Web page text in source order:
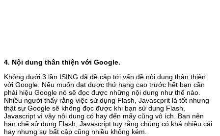
4. Nội dung thân thiện với Google.
Không dưới 3 lần ISING đã đề cập tới vấn đề nội dung thân thiện
với Google. Nếu muốn đạt được thứ hạng cao trước hết bạn cần
phải hiệu Google nó sẽ đọc được những nội dung như thế nào.
Nhiều người thấy rằng việc sử dụng Flash, Javascprit là tốt nhưng
thật sự Google sẽ không đọc được khi bạn sử dụng Flash,
Javascript vì vậy nội dung có hay đến mấy cũng vô ích. Bạn nên
hạn chế sử dụng Flash, Javascript tuy rằng chúng có khá nhiều cái
hay nhưng sự bất cập cũng nhiều không kém.